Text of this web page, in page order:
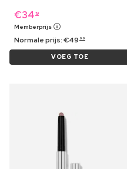
€34 19
Memberprijs
Normale prijs:€49 99
VOEG TOE